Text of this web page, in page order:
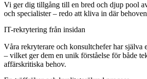
Vi ger dig tillgång till en bred och djup pool
och specialister – redo att kliva in där
IT-rekrytering från insidan
Våra rekryterare och konsultchefer har själva
– vilket ger dem en unik förståelse för både
affärskritiska behov.